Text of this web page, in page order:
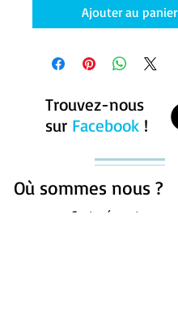
Ajouter au panier
Trouvez-nous
sur Facebook !
Où sommes nous ?
Centre équestre